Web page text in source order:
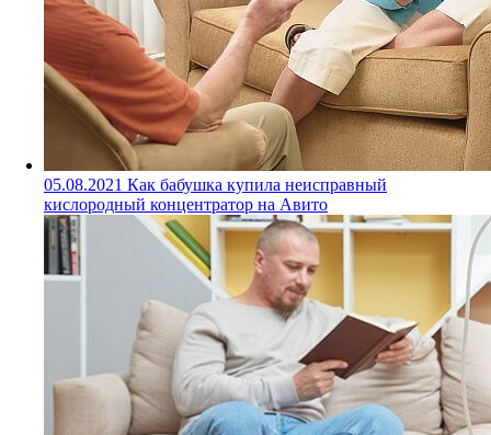
05.08.2021 Как бабушка купила неисправный
кислородный концентратор на Авито